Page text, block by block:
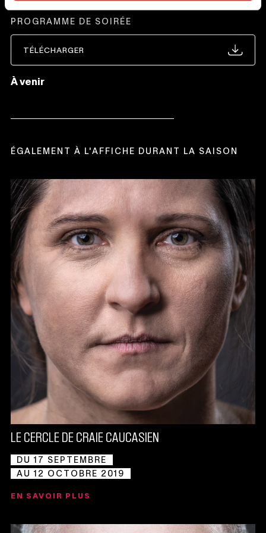
PROGRAMME DE SOIRÉE
TÉLÉCHARGER
CE
LIEN
S'OUVRIRA
À venir
ÉGALEMENT À L'AFFICHE DURANT LA SAISON
LE CERCLE DE CRAIE CAUCASIEN
DU 17 SEPTEMBRE
AU 12 OCTOBRE 2019
EN SAVOIR PLUS